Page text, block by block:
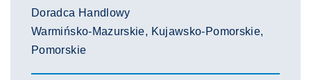
Doradca Handlowy
Warmińsko-Mazurskie, Kujawsko-Pomorskie,
Pomorskie